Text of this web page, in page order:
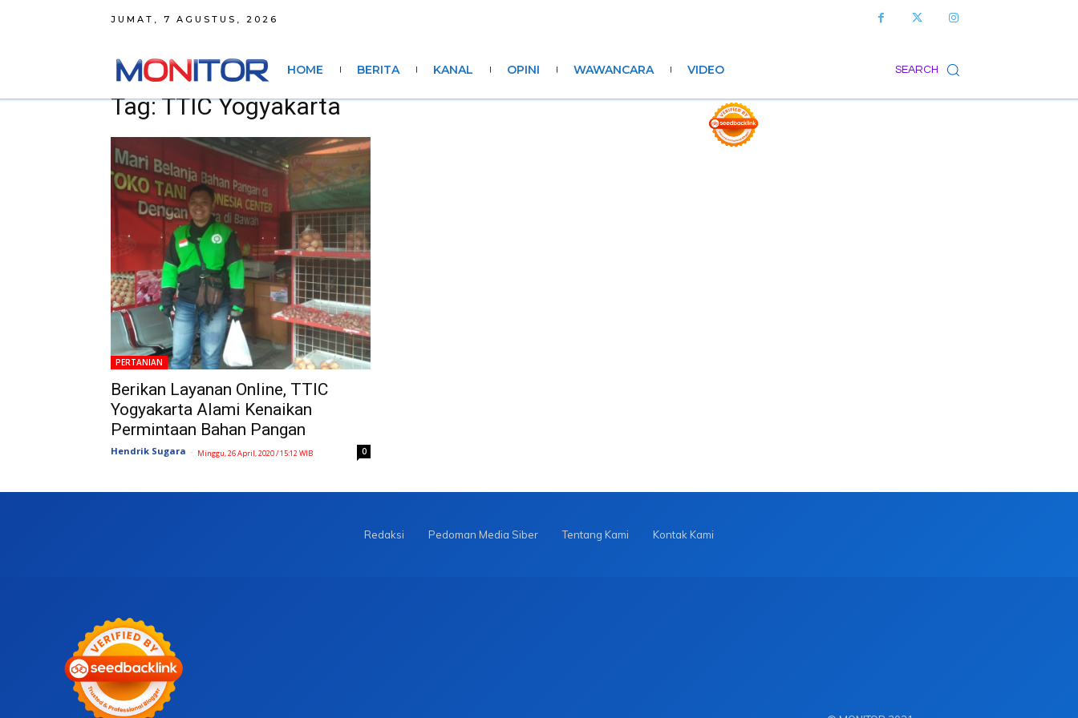
JUMAT, 7 AGUSTUS, 2026
SEARCH
HOME BERITA KANAL OPINI WAWANCARA VIDEO
Tag: TTIC Yogyakarta
PERTANIAN
Berikan Layanan Online, TTIC
Yogyakarta Alami Kenaikan
Permintaan Bahan Pangan
Hendrik Sugara - Minggu, 26 April, 2020 / 15:12 WIB 0
Redaksi Pedoman Media Siber Tentang Kami Kontak Kami